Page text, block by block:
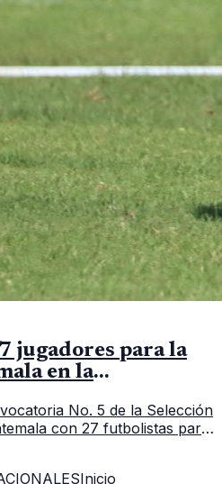
jugadores para la
en la
No. 5 de la Selección
con 27 futbolistas para
Inicio